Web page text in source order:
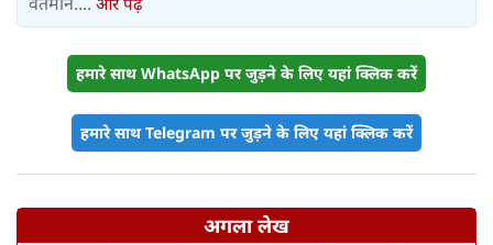
हमारे साथ WhatsApp पर जुड़ने के लिए यहां क्लिक करें
हमारे साथ Telegram पर जुड़ने के लिए यहां क्लिक करें
अगला लेख